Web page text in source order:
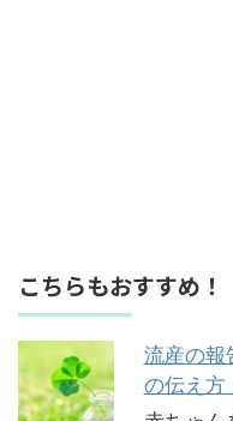
こちらもおすすめ！
流産の報
の伝え方